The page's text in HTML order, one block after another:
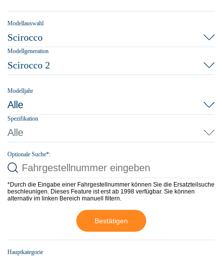
Modellauswahl
Scirocco
Modellgeneration
Scirocco 2
Modelljahr
Alle
Spezifikation
Alle
Optionale Suche*:
*Durch die Eingabe einer Fahrgestellnummer können Sie die Ersatzteilsuche
beschleunigen. Dieses Feature ist erst ab 1998 verfügbar. Sie können
alternativ im linken Bereich manuell filtern.
Bestätigen
Hauptkategorie